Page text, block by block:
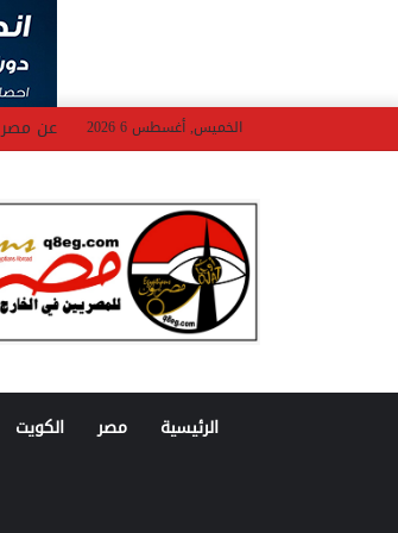
الخميس, أغسطس 6 2026 عن مصر
الرئيسية مصر الكويت